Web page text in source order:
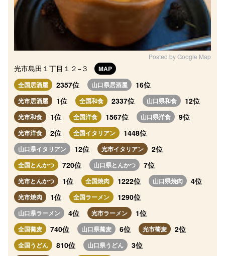
Posted by Google Map
光市島田１丁目１２−３
MAP
全国居酒屋
2357位 山口県居酒屋 16位
光市居酒屋 1位 全国和食 2337位 山口県和食 12位
光市和食 1位 全国洋食 1567位 山口県洋食 9位
光市洋食 2位 全国イタリアン 1448位
山口県イタリアン 12位 光市イタリアン 2位
全国とんかつ 720位 山口県とんかつ 7位
光市とんかつ 1位 全国焼肉 1222位 山口県焼肉 4位
光市焼肉 1位 全国ラーメン 1290位
山口県ラーメン 4位 光市ラーメン 1位
全国蕎麦 740位 山口県蕎麦 6位 光市蕎麦 2位
全国うどん 810位 山口県うどん 3位